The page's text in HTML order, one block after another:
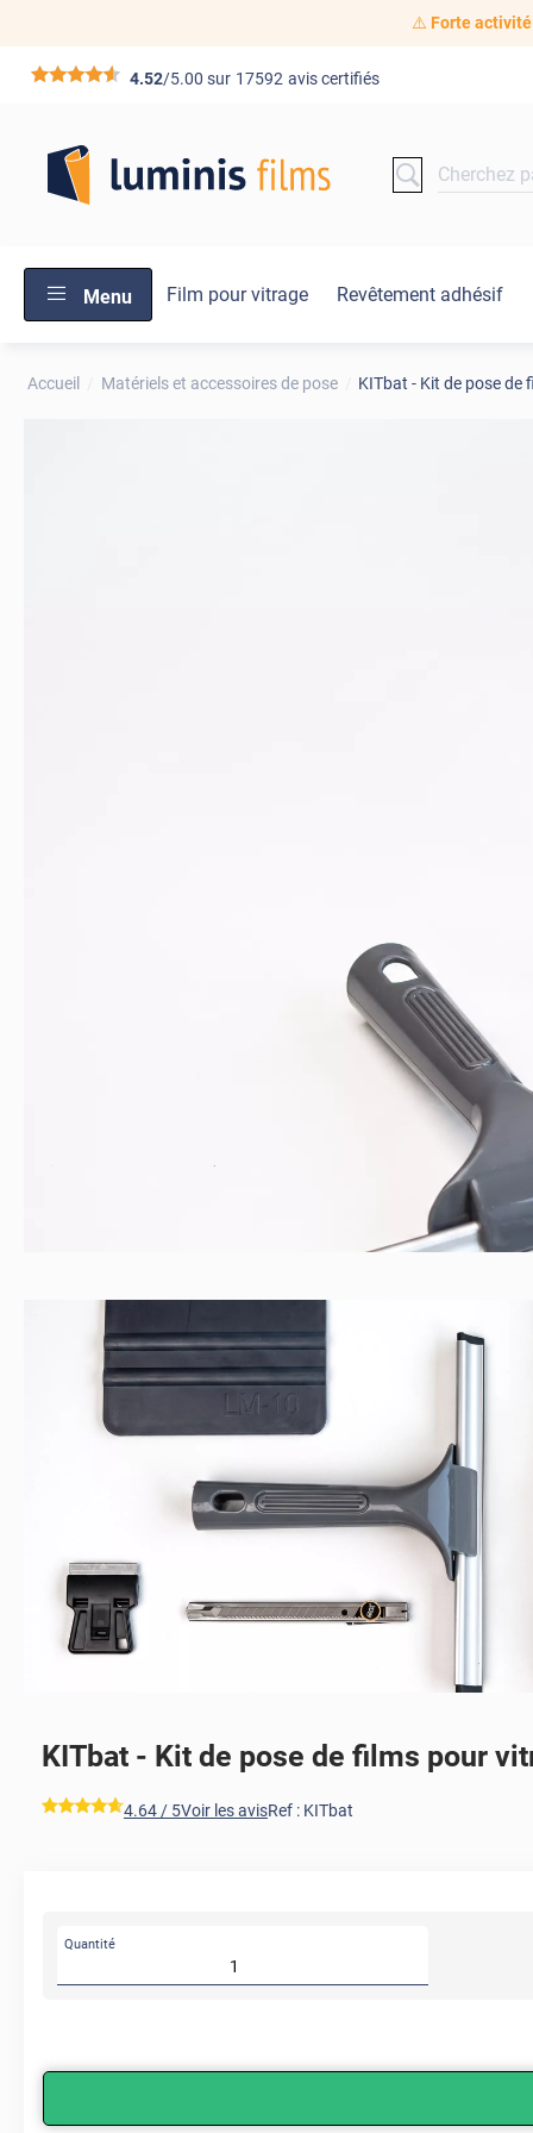
⚠️ Forte activité
*****4.52/5.00 sur 17592 avis certifiés
Menu Film pour vitrage Revêtement adhésif
Accueil Matériels et accessoires de pose KITbat - Kit de pose
KITbat - Kit de pose de films pour
*****
4.64 / 5Voir les avisRef : KITbat
Quantité